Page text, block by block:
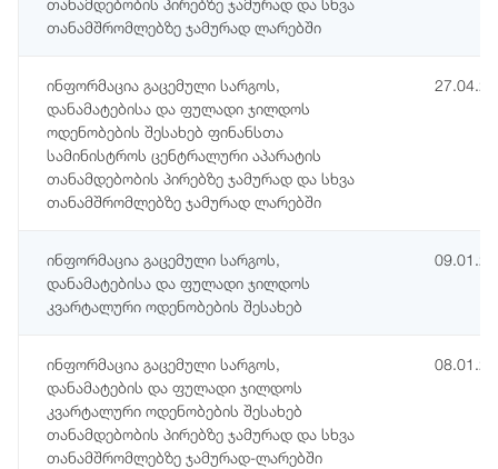
თანამდებობის პირებზე ჯამურად და სხვა
თანამშრომლებზე ჯამურად ლარებში
ინფორმაცია გაცემული სარგოს,
დანამატებისა და ფულადი ჯილდოს
ოდენობების შესახებ ფინანსთა
სამინისტროს ცენტრალური აპარატის
თანამდებობის პირებზე ჯამურად და სხვა
თანამშრომლებზე ჯამურად ლარებში
ინფორმაცია გაცემული სარგოს,
დანამატებისა და ფულადი ჯილდოს
კვარტალური ოდენობების შესახებ
ინფორმაცია გაცემული სარგოს,
დანამატების და ფულადი ჯილდოს
კვარტალური ოდენობების შესახებ
თანამდებობის პირებზე ჯამურად და სხვა
თანამშრომლებზე ჯამურად-ლარებში